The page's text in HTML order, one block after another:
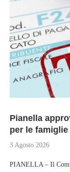
Pianella
per le
3 Agosto 2026
PIANELLA – Il